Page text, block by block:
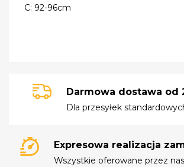
C: 92-96cm
Darmowa dostawa od
Dla przesyłek
Expresowa realizacja
Wszystkie oferowane przez